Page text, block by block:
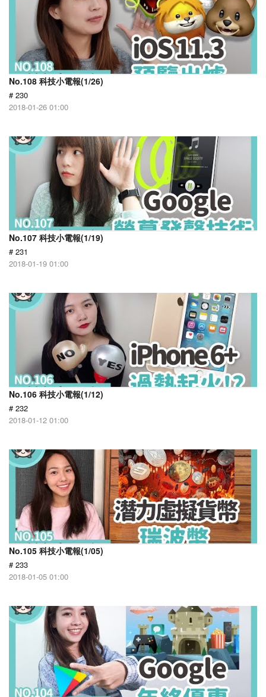
No.108 科技小電報(1/26)
# 230
2018-01-26 01:00
No.107 科技小電報(1/19)
# 231
2018-01-19 01:00
No.106 科技小電報(1/12)
# 232
2018-01-12 01:00
No.105 科技小電報(1/05)
# 233
2018-01-05 01:00